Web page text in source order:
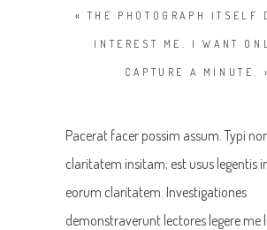
« THE PHOTOGRAPH ITSELF
INTEREST ME. I WANT
CAPTURE A MINUTE.
Pacerat facer possim assum. Typi
claritatem insitam; est usus legentis
eorum claritatem. Investigationes
demonstraverunt lectores legere me